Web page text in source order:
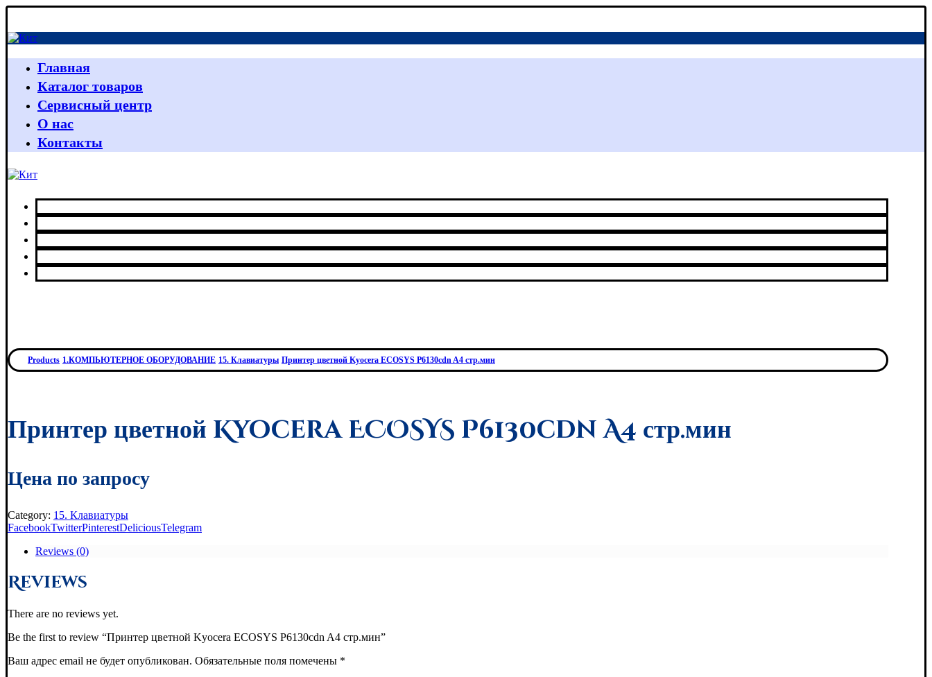
Главная
Каталог товаров
Сервисный центр
О нас
Контакты
Products 1.КОМПЬЮТЕРНОЕ ОБОРУДОВАНИЕ 15. Клавиатуры Принтер цветной Kyocera ECOSYS P6130cdn A4 стр.мин
Принтер цветной Kyocera ECOSYS P6130cdn A4 стр.мин
Цена по запросу
Category: 15. Клавиатуры
FacebookTwitterPinterestDeliciousTelegram
Reviews (0)
Reviews
There are no reviews yet.
Be the first to review “Принтер цветной Kyocera ECOSYS P6130cdn A4 стр.мин”
Ваш адрес email не будет опубликован. Обязательные поля помечены *